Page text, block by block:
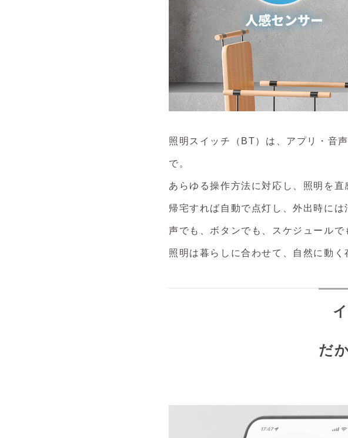
照明スイッチ（BT）は、 アプリ・音
で。
あらゆる操作方法に対応し、照明を直
帰宅すれば自動で点灯し、外出時には
声でも、ボタンでも、スケジュールで
照明は暮らしに合わせて、自然に動く
だ